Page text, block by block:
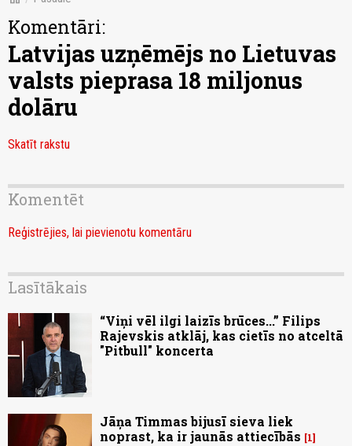
Komentāri:
Latvijas uzņēmējs no Lietuvas
valsts pieprasa 18 miljonus
dolāru
Skatīt rakstu
Komentēt
Reģistrējies, lai pievienotu komentāru
Lasītākais
“Viņi vēl ilgi laizīs brūces...” Filips
Rajevskis atklāj, kas cietīs no atceltā
"Pitbull" koncerta
Jāņa Timmas bijusī sieva liek
noprast, ka ir jaunās attiecībās
1